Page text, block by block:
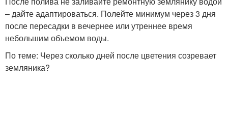
– дайте адаптироваться. Полейте минимум через 3 дня
после пересадки в вечернее или утреннее время
небольшим объемом воды.
По теме: Через сколько дней после цветения созревает
земляника?